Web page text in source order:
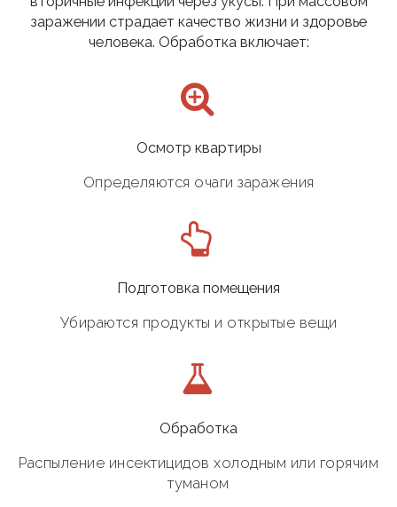
заражении страдает качество жизни и здоровье
человека. Обработка включает:
Осмотр квартиры
Определяются очаги заражения
Подготовка помещения
Убираются продукты и открытые вещи
Обработка
Распыление инсектицидов холодным или горячим
туманом